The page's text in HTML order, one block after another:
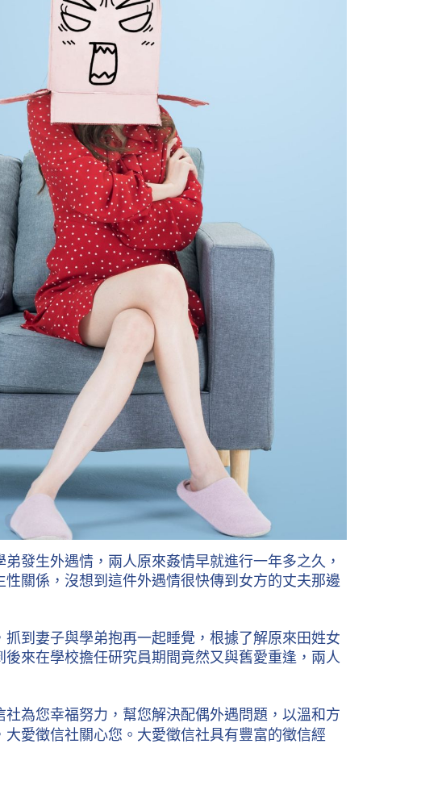
發生外遇情，兩人原來姦情早就進行一年多之久，
關係，沒想到這件外遇情很快傳到女方的丈夫那邊
到妻子與學弟抱再一起睡覺，根據了解原來田姓女
來在學校擔任研究員期間竟然又與舊愛重逢，兩人
為您幸福努力，幫您解決配偶外遇問題，以溫和方
愛徵信社關心您。大愛徵信社具有豐富的徵信經